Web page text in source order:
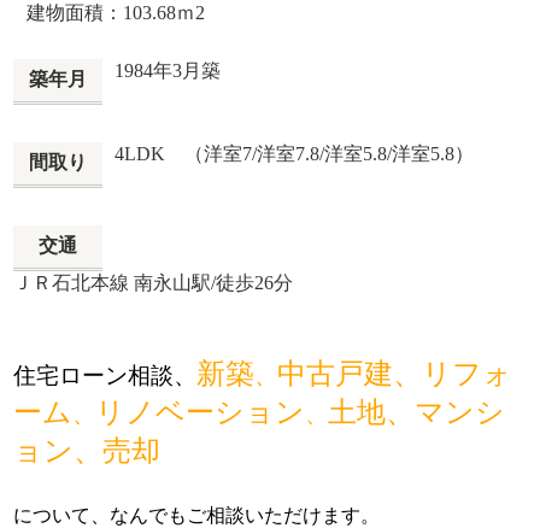
建物面積： 103.68ｍ2
築年月 1984年3月築
間取り 4LDK （洋室7/洋室7.8/洋室5.8/洋室5.8）
交通
ＪＲ石北本線 南永山駅/徒歩26分
住宅ローン相談、 新築、 中古戸建、
リフォ
ーム 、 リノベーション 、 土地、 マンシ
ョン、売却
について、なんでもご相談いただけます。